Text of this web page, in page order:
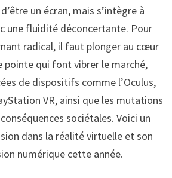
un écran, mais s’intègre à
une fluidité déconcertante. Pour
radical, il faut plonger au cœur
pointe qui font vibrer le marché,
de dispositifs comme l’Oculus,
VR, ainsi que les mutations
sociétales. Voici un
dans la réalité virtuelle et son
numérique cette année.